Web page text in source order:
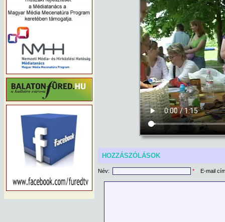
HOZZÁSZÓLÁSOK
Név: * E-mail